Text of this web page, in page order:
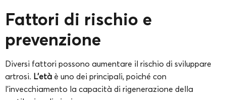
Fattori di rischio e
prevenzione
Diversi fattori possono aumentare il rischio di sviluppare
artrosi. L’età è uno dei principali, poiché con
l’invecchiamento la capacità di rigenerazione della